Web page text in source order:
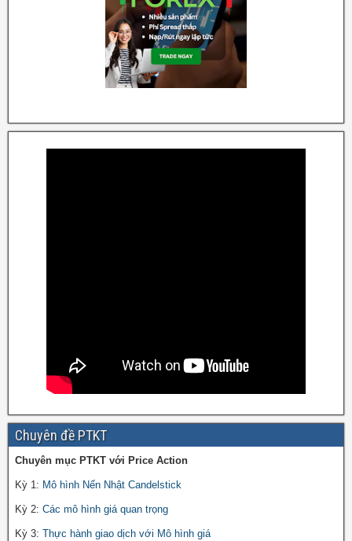
Chuyên đề PTKT
Chuyên mục PTKT với Price Action
Kỳ 1: Mô hình Nến Nhật Candelstick
Kỳ 2: Các mô hình giá quan trọng
Kỳ 3: Thực hành giao dịch với Mô hình giá